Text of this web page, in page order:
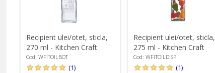
Recipient ulei/otet, sticla,
270 ml - Kitchen Craft
Cod: WFITOILBOT
(1)
Recipient ulei/otet, sticla,
275 ml - Kitchen Craft
Cod: WFITOILDISP
(1)